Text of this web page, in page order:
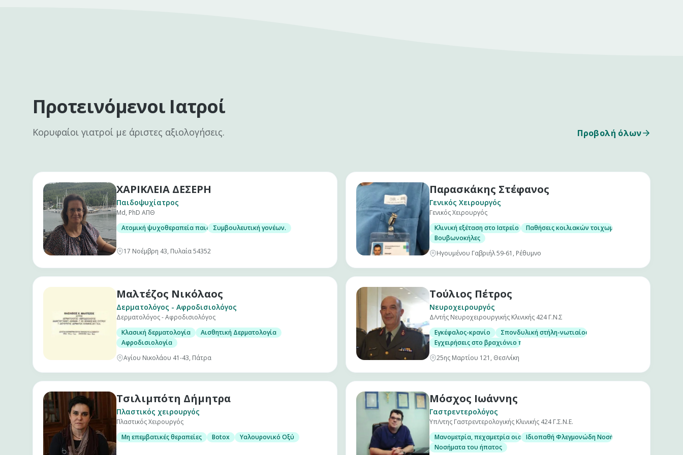
Προτεινόμενοι Ιατροί
Κορυφαίοι γιατροί με άριστες αξιολογήσεις. Προβολή όλων
ΧΑΡΙΚΛΕΙΑ ΔΕΣΕΡΗ
Παιδοψυχίατρος
Md, PhD ΑΠΘ
Ατομική ψυχοθεραπεία παιδιών και εφήβων.
Συμβουλευτική γονέων.
17 Νοέμβρη 43, Πυλαία 54352
Παρασκάκης Στέφανος
Γενικός Χειρουργός
Γενικός Χειρουργός
Κλινική εξέταση στο Ιατρείο
Παθήσεις κοιλιακών τοιχωμάτων
Βουβωνοκήλες
Ηγουμένου Γαβριήλ 59-61, Ρέθυμνο
Μαλτέζος Νικόλαος
Δερματολόγος - Αφροδισιολόγος
Δερματολόγος - Αφροδισιολόγος
Κλασική δερματολογία
Αισθητική Δερματολογία
Αφροδισιολογία
Αγίου Νικολάου 41-43, Πάτρα
Τούλιος Πέτρος
Νευροχειρουργός
Δ/ντής Νευροχειρουργικής Κλινικής 424 Γ.Ν.Σ
Εγκέφαλος-κρανίο
Σπονδυλική στήλη-νωτιαίος μυελός
Εγχειρήσεις στο βραχιόνιο πλέγμα και τα περιφερικά νεύρα
25ης Μαρτίου 121, Θεσ/νίκη
Τσιλιμπότη Δήμητρα
Πλαστικός χειρουργός
Πλαστικός Χειρουργός
Μη επεμβατικές θεραπείες
Botox Υαλουρονικό Οξύ
Μόσχος Ιωάννης
Γαστρεντερολόγος
Υπ/ντης Γαστρεντερολογικής Κλινικής 424 Γ.Σ.Ν.Ε.
Μανομετρία, πεχαμετρία οισοφάγου και αντιστασιομετρία
Ιδιοπαθή Φλεγμονώδη Νοσήματα Εντέρου. (Νόσος
Νοσήματα του ήπατος